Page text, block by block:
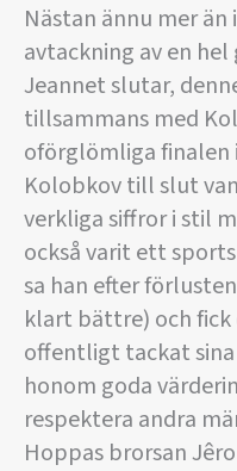
Nästan ännu mer
avtackning av en
Jeannet slutar,
tillsammans med
oförglömliga finalen
Kolobkov till slut
verkliga siffror i stil
också varit ett
sa han efter
klart bättre) och
offentligt tackat
honom goda
respektera andra
Hoppas brorsan